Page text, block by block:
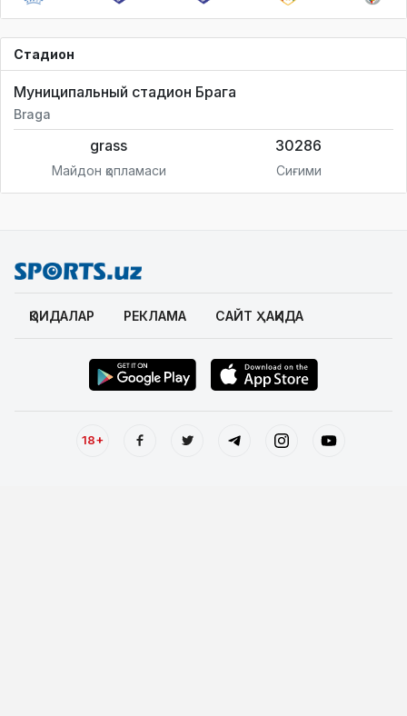
Стадион
Муниципальный стадион Брага
Braga
grass
Майдон қопламаси
30286
Сиғими
ҚОИДАЛАР РЕКЛАМА САЙТ ҲАҚИДА
18+